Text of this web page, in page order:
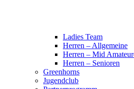
Ladies Team
Herren – Allgemeine
Herren – Mid
Herren – Senioren
Greenhorns
Jugendclub